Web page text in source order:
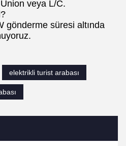
veya L/C.
gönderme süresi altında
elektrikli turist arabası